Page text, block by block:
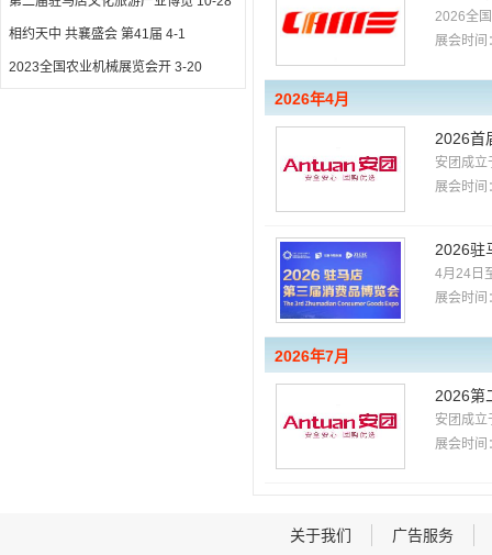
相约天中 共襄盛会 第41届 4-1
2023全国农业机械展览会开 3-20
2026全
展会时
2026年4月
2026首
安团成
展会时
2026驻
4月24日
展会时
2026年7月
2026第
安团成
展会时
关于我们 广告服务